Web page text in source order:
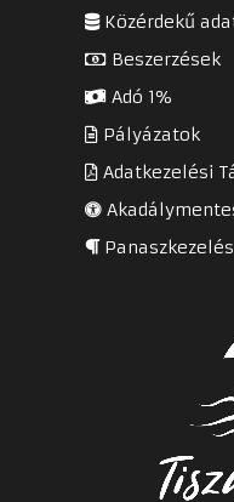
Közérdekű
Beszerzések
Adó 1%
Pályázatok
Adatkezelési
Panaszkezelés